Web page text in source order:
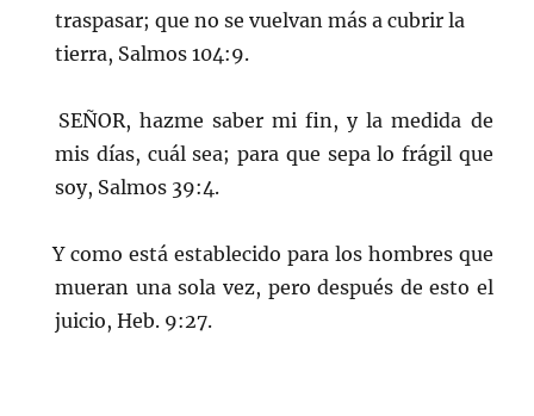
traspasar; que no se vuelvan más a cubrir la
tierra, Salmos 104:9.
SEÑOR, hazme saber mi fin, y la medida de
mis días, cuál sea; para que sepa lo frágil que
soy, Salmos 39:4.
Y como está establecido para los hombres que
mueran una sola vez, pero después de esto el
juicio, Heb. 9:27.